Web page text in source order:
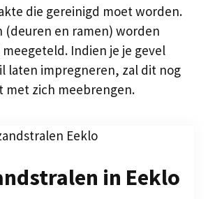
die gereinigd moet worden.
(deuren en ramen) worden
Indien je je gevel
laten impregneren, zal dit nog
met zich meebrengen.
in Eeklo